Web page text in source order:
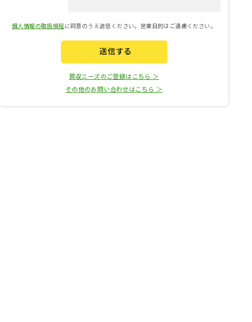
個人情報の取扱規程に同意のうえ送信ください。営業目的はご遠慮ください。
送信する
買収ニーズのご登録はこちら ＞
その他のお問い合わせはこちら ＞